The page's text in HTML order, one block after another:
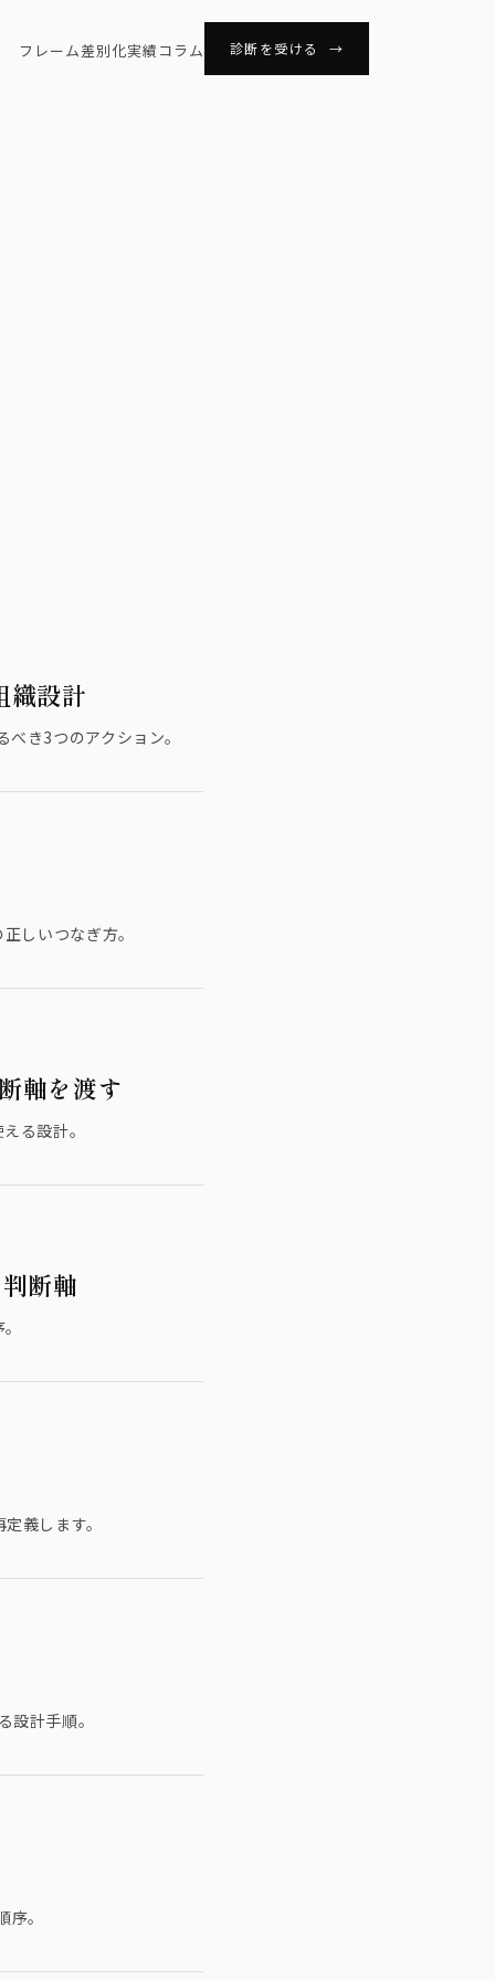
フレーム差別化実績コラム 診断を受ける →
織設計
き3つのアクション。
しいつなぎ方。
軸を渡す
る設計。
断軸
義します。
計手順。
。